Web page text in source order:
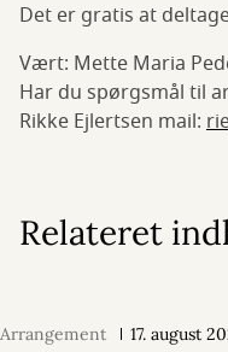
Det er gratis at
Vært: Mette Maria
Har du spørgsmål til
Rikke Ejlertsen mail:
Relateret
Arrangement 17. august